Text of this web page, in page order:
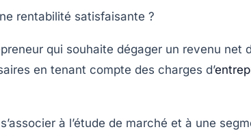
rentabilité satisfaisante ?
qui souhaite dégager un revenu
en tenant compte des charges d’
à l’étude de marché et à une